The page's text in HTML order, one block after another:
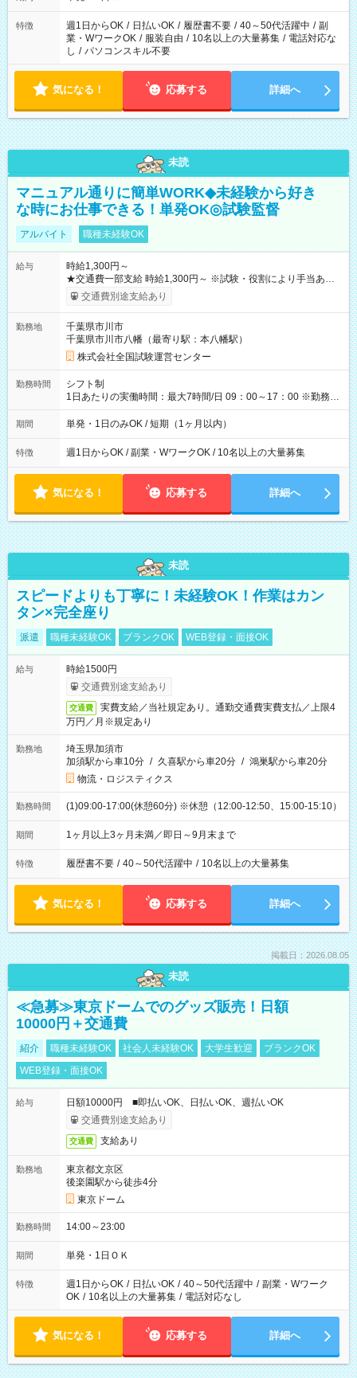
特徴 週1日からOK / 日払いOK / 履歴書不要 / 40～50代活躍中 / 副
業・WワークOK / 服装自由 / 10名以上の大量募集 / 電話対応な
し / パソコンスキル不要
気になる！ 応募する 詳細へ
未読
マニュアル通りに簡単WORK◆未経験から好き
な時にお仕事できる！単発OK◎試験監督
アルバイト 職種未経験OK
給与
時給1,300円～
★交通費一部支給 時給1,300円～ ※試験・役割により手当あり
※勤務回数により昇給あり 【即給（前払い）オプションあ
り！】 希望される場合、勤務から1週間ほどで給与の一部を受け
例】 ・河合塾模擬試験 8:30～17:30（休憩1時間） 時給1,300円
×8時間＝日収10,400円＋交通費 ※当日の役割により時給＋100
円の場合あり ・国家試験 7:00～13:30（休憩なし） 時給1,300
円（役割手当＋100円）×6時間＝日収8,400円＋交通費 【試用期
間】試用期間なし
交通費別途支給あり
勤務地
千葉県市川市
千葉県市川市八幡（最寄り駅：本八幡駅）
株式会社全国試験運営センター
勤務時間
シフト制
1日あたりの実働時間：最大7時間/日 09：00～17：00 ※勤務時
間は 試験により異なります。
期間 単発・1日のみOK / 短期（1ヶ月以内）
特徴 週1日からOK / 副業・WワークOK / 10名以上の大量募集
気になる！ 応募する 詳細へ
未読
スピードよりも丁寧に！未経験OK！作業はカン
タン×完全座り
派遣 職種未経験OK ブランクOK WEB登録・面接OK
給与
時給1500円
交通費別途支給あり
交通費
実費支給／当社規定あり。通勤交通費実費支払／上限4
万円／月※規定あり
勤務地
埼玉県加須市
加須駅から車10分 / 久喜駅から車20分 / 鴻巣駅から車20分
物流・ロジスティクス
勤務時間 (1)09:00-17:00(休憩60分) ※休憩（12:00-12:50、15:00-15:10）
期間 1ヶ月以上3ヶ月未満／即日～9月末まで
特徴 履歴書不要 / 40～50代活躍中 / 10名以上の大量募集
気になる！ 応募する 詳細へ
掲載日：2026.08.05
未読
≪急募≫東京ドームでのグッズ販売！日額
10000円＋交通費
紹介 職種未経験OK 社会人未経験OK 大学生歓迎
ブランクOK
WEB登録・面接OK
給与
日額10000円 ■即払いOK、日払いOK、週払いOK
交通費別途支給あり
交通費 支給あり
勤務地
東京都文京区
後楽園駅から徒歩4分
東京ドーム
勤務時間 14:00～23:00
期間 単発・1日ＯＫ
特徴 週1日からOK / 日払いOK / 40～50代活躍中 / 副業・Wワーク
OK / 10名以上の大量募集 / 電話対応なし
気になる！ 応募する 詳細へ